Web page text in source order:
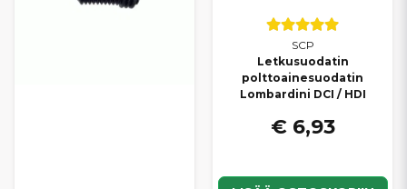
SCP
Letkusuodatin
polttoainesuodatin
Lombardini DCI / HDI
€ 6,93